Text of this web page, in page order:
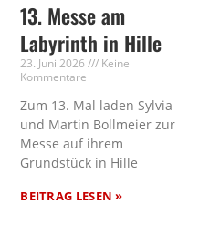
13. Messe am
Labyrinth in Hille
23. Juni 2026
Keine
Kommentare
Zum 13. Mal laden Sylvia
und Martin Bollmeier zur
Messe auf ihrem
Grundstück in Hille
BEITRAG LESEN »